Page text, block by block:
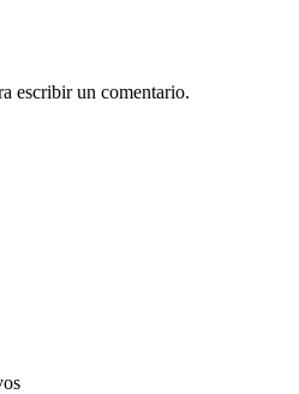
escribir un comentario.